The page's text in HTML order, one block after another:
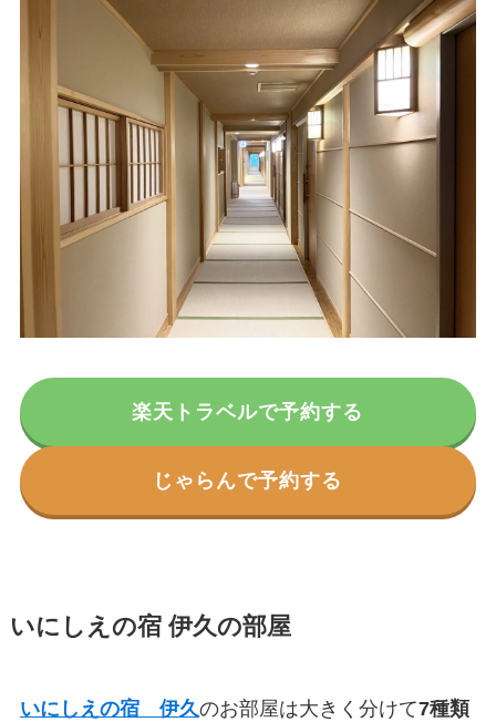
楽天トラベルで予約する
じゃらんで予約する
いにしえの宿 伊久の部屋
いにしえの宿 伊久のお部屋は大きく分けて7種類